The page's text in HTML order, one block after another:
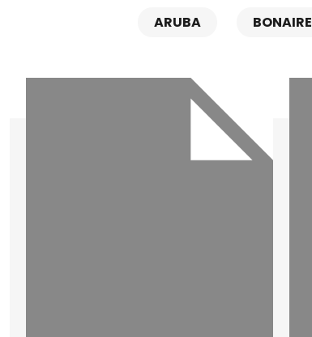
ARUBA BONAIRE